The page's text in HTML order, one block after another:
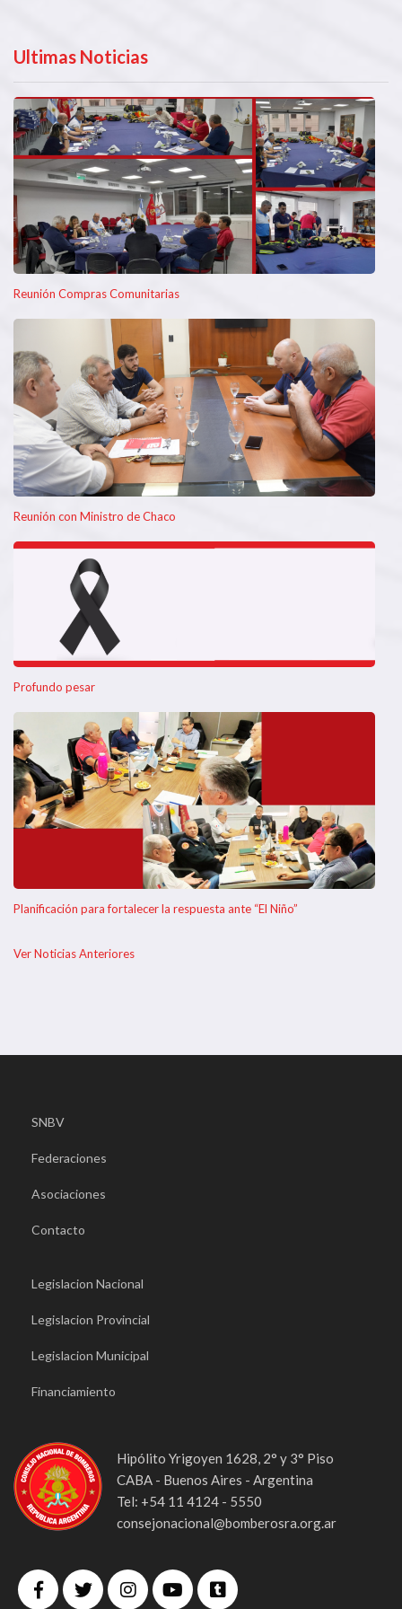
Ultimas Noticias
Reunión Compras Comunitarias
Reunión con Ministro de Chaco
Profundo pesar
Planificación para fortalecer la respuesta ante “El Niño”
Ver Noticias Anteriores
SNBV
Federaciones
Asociaciones
Contacto
Legislacion Nacional
Legislacion Provincial
Legislacion Municipal
Financiamiento
Hipólito Yrigoyen 1628, 2° y 3° Piso
CABA - Buenos Aires - Argentina
Tel: +54 11 4124 - 5550
consejonacional@bomberosra.org.ar